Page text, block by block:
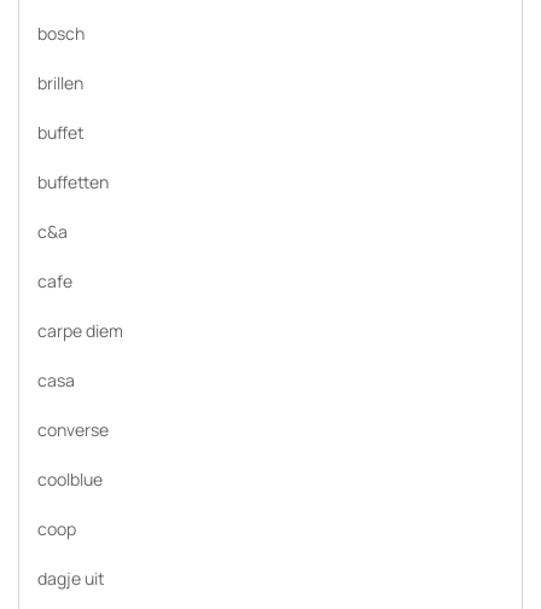
bosch
brillen
buffet
buffetten
c&a
cafe
carpe diem
casa
converse
coolblue
coop
dagje uit